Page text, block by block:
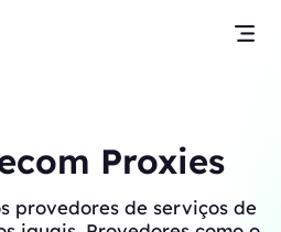
Proxies
provedores de serviços de